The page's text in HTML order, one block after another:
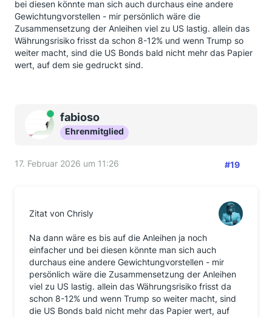
bei diesen könnte man sich auch durchaus eine andere
Gewichtungvorstellen - mir persönlich wäre die
Zusammensetzung der Anleihen viel zu US lastig. allein das
Währungsrisiko frisst da schon 8-12% und wenn Trump so
weiter macht, sind die US Bonds bald nicht mehr das Papier
wert, auf dem sie gedruckt sind.
Onlinefabioso
Ehrenmitglied
17. Februar 2026 um 11:26 #19
Zitat von Chrisly
Na dann wäre es bis auf die Anleihen ja noch
einfacher und bei diesen könnte man sich auch
durchaus eine andere Gewichtungvorstellen - mir
persönlich wäre die Zusammensetzung der Anleihen
viel zu US lastig. allein das Währungsrisiko frisst da
schon 8-12% und wenn Trump so weiter macht, sind
die US Bonds bald nicht mehr das Papier wert, auf